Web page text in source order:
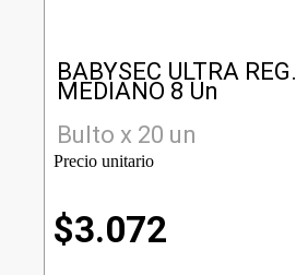
BABYSEC ULTRA REG.
MEDIANO 8 Un
Bulto x 20 un
Precio unitario
$3.072